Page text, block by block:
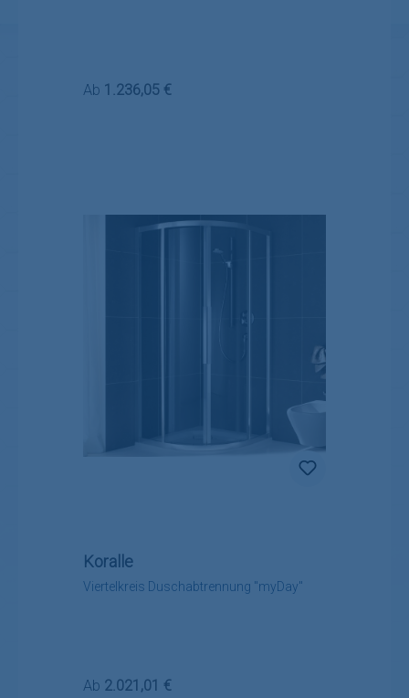
Regulärer Preis:
Ab 1.236,05 €
Viertelkreis Duschabtrennung "myDay"
Koralle
Regulärer Preis:
Ab 2.021,01 €